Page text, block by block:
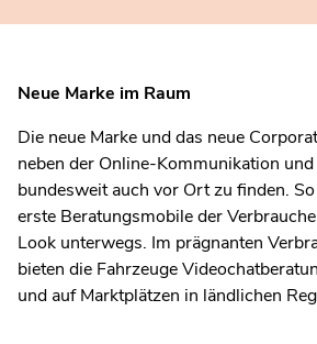
Neue Marke im Raum
Die neue Marke und das neue
neben der Online-Kommunikation
bundesweit auch vor Ort zu finden.
erste Beratungsmobile der
Look unterwegs. Im prägnanten
bieten die Fahrzeuge
und auf Marktplätzen in ländlichen